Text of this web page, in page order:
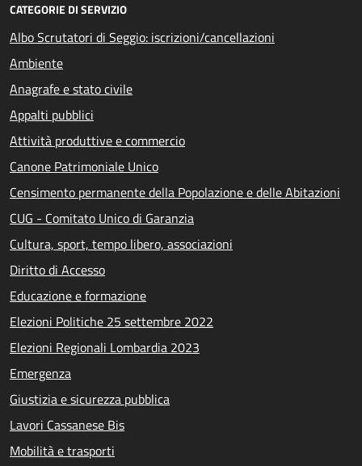
CATEGORIE DI SERVIZIO
Albo Scrutatori di Seggio: iscrizioni/cancellazioni
Ambiente
Anagrafe e stato civile
Appalti pubblici
Attività produttive e commercio
Canone Patrimoniale Unico
Censimento permanente della Popolazione e delle Abitazioni
CUG - Comitato Unico di Garanzia
Cultura, sport, tempo libero, associazioni
Diritto di Accesso
Educazione e formazione
Elezioni Politiche 25 settembre 2022
Elezioni Regionali Lombardia 2023
Emergenza
Giustizia e sicurezza pubblica
Lavori Cassanese Bis
Mobilità e trasporti